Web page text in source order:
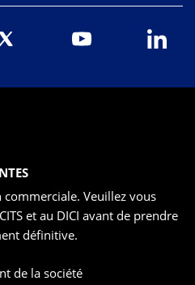
Veuillez vous
et au DICI avant de prendre
définitive.
de la société